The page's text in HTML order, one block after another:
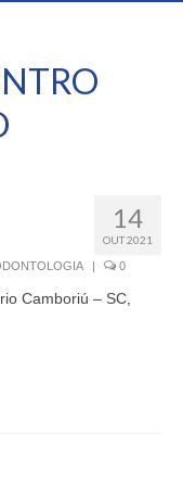
14
OUT 2021
| 0
Camboriú – SC,